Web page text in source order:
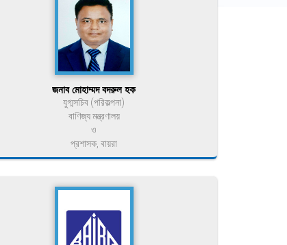
জনাব মোহাম্মদ বদরুল হক
যুগ্মসচিব (পরিকল্পনা)
বাণিজ্য মন্ত্রণালয়
ও
প্রশাসক, বায়রা